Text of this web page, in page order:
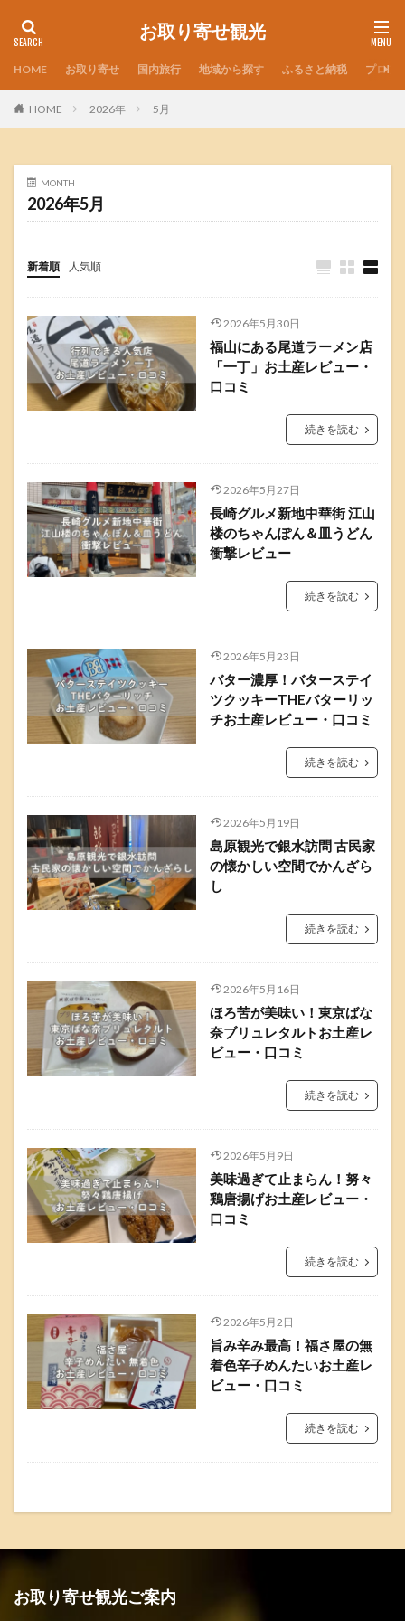
お取り寄せ観光
HOME お取り寄せ 国内旅行 地域から探す ふるさと納税 プロフ
HOME 2026年 5月
MONTH
2026年5月
新着順 人気順
2026年5月30日
福山にある尾道ラーメン店
「一丁」お土産レビュー・
口コミ
続きを読む
2026年5月27日
長崎グルメ新地中華街 江山
楼のちゃんぽん＆皿うどん
衝撃レビュー
続きを読む
2026年5月23日
バター濃厚！バターステイ
ツクッキーTHEバターリッ
チお土産レビュー・口コミ
続きを読む
2026年5月19日
島原観光で銀水訪問 古民家
の懐かしい空間でかんざら
し
続きを読む
2026年5月16日
ほろ苦が美味い！東京ばな
奈ブリュレタルトお土産レ
ビュー・口コミ
続きを読む
2026年5月9日
美味過ぎて止まらん！努々
鶏唐揚げお土産レビュー・
口コミ
続きを読む
2026年5月2日
旨み辛み最高！福さ屋の無
着色辛子めんたいお土産レ
ビュー・口コミ
続きを読む
お取り寄せ観光ご案内